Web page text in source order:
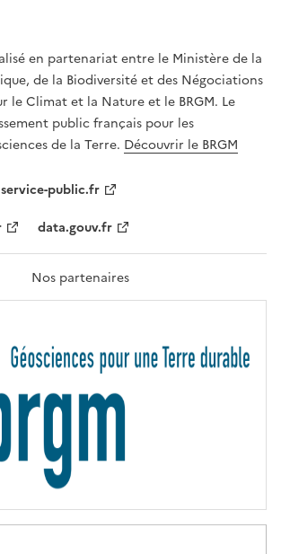
T
É
,
É
G
A
L
F
A
T
R
T
É
en partenariat entre le Ministère de la
de la Biodiversité et des Négociations
le Climat et la Nature et le BRGM. Le
public français pour les
de la Terre. Découvrir le BRGM
service-public.fr
data.gouv.fr
Nos partenaires